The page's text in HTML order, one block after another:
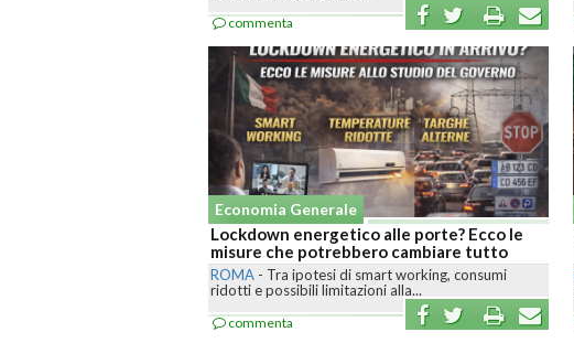
commenta
Economia Generale
Lockdown energetico alle porte? Ecco le
misure che potrebbero cambiare tutto
ROMA - Tra ipotesi di smart working, consumi
ridotti e possibili limitazioni alla...
commenta